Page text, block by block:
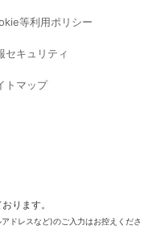
等利用ポリシー
セキュリティ
トマップ
ります。
ドレスなど)のご入力はお控えくださ